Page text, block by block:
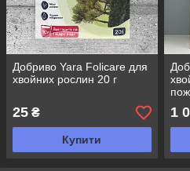
Добриво Yara Folicare для
хвойних рослин 20 г
25 ₴
Купити
1